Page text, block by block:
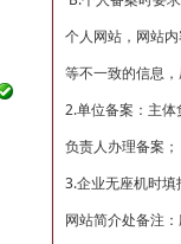
个人网站，网站
等不一致的信息
2.单位备案：主
负责人办理备案；
3.企业无座机时
网站简介处备注